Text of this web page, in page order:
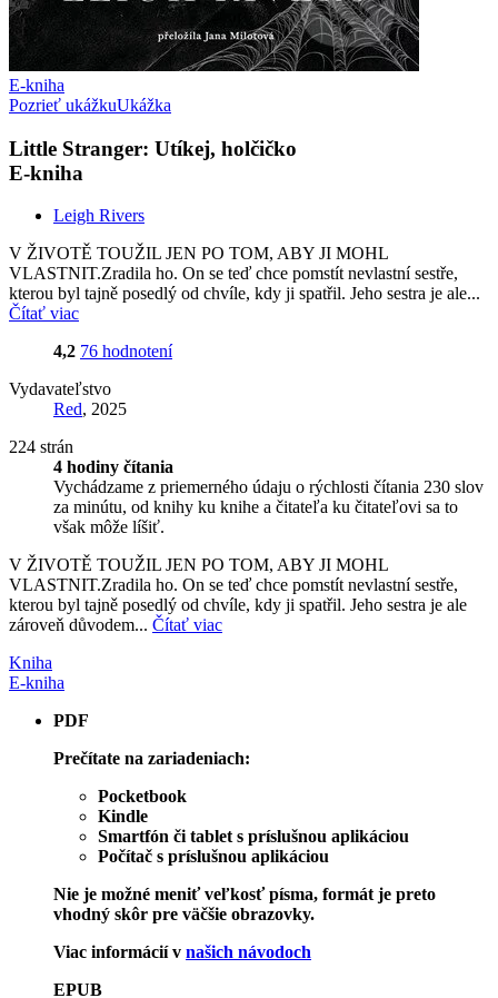
E-kniha
Pozrieť ukážkuUkážka
Little Stranger: Utíkej, holčičko
E-kniha
Leigh Rivers
V ŽIVOTĚ TOUŽIL JEN PO TOM, ABY JI MOHL
VLASTNIT.Zradila ho. On se teď chce pomstít nevlastní sestře,
kterou byl tajně posedlý od chvíle, kdy ji spatřil. Jeho sestra je ale...
Čítať viac
4,2 76 hodnotení
Vydavateľstvo
Red, 2025
224 strán
4 hodiny čítania
Vychádzame z priemerného údaju o rýchlosti čítania 230 slov
za minútu, od knihy ku knihe a čitateľa ku čitateľovi sa to
však môže líšiť.
V ŽIVOTĚ TOUŽIL JEN PO TOM, ABY JI MOHL
VLASTNIT.Zradila ho. On se teď chce pomstít nevlastní sestře,
kterou byl tajně posedlý od chvíle, kdy ji spatřil. Jeho sestra je ale
zároveň důvodem... Čítať viac
Kniha
E-kniha
PDF
Prečítate na zariadeniach:
Pocketbook
Kindle
Smartfón či tablet s príslušnou aplikáciou
Počítač s príslušnou aplikáciou
Nie je možné meniť veľkosť písma, formát je preto
vhodný skôr pre väčšie obrazovky.
Viac informácií v našich návodoch
EPUB